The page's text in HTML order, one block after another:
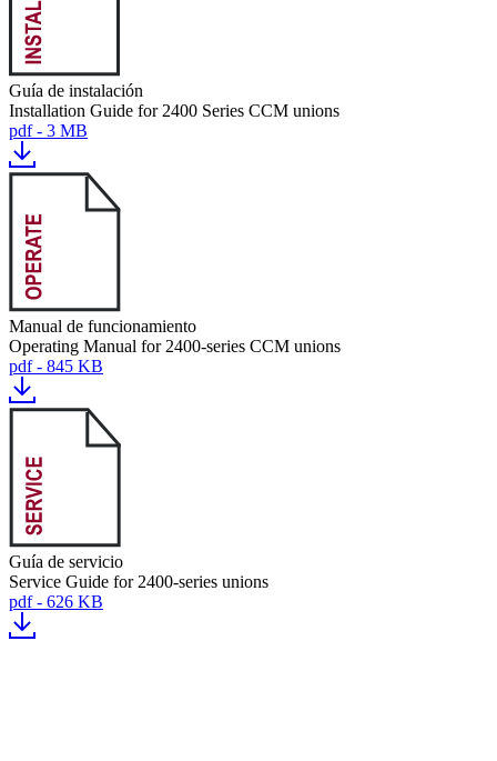
Guía de instalación
Installation Guide for 2400 Series CCM unions
pdf - 3 MB
Manual de funcionamiento
Operating Manual for 2400-series CCM unions
pdf - 845 KB
Guía de servicio
Service Guide for 2400-series unions
pdf - 626 KB